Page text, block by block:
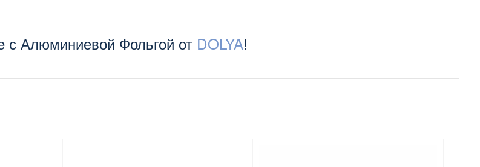
с Алюминиевой Фольгой от DOLYA!